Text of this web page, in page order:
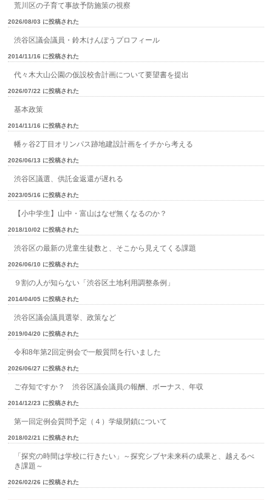
荒川区の子育て事故予防施策の視察
2026/08/03 に投稿された
渋谷区議会議員・鈴木けんぽうプロフィール
2014/11/16 に投稿された
代々木大山公園の仮設校舎計画について要望書を提出
2026/07/22 に投稿された
基本政策
2014/11/16 に投稿された
幡ヶ谷2丁目オリンパス跡地建設計画をイチから考える
2026/06/13 に投稿された
渋谷区議選、供託金返還が遅れる
2023/05/16 に投稿された
【小中学生】山中・富山はなぜ無くなるのか？
2018/10/02 に投稿された
渋谷区の最新の児童生徒数と、そこから見えてくる課題
2026/06/10 に投稿された
９割の人が知らない「渋谷区土地利用調整条例」
2014/04/05 に投稿された
渋谷区議会議員選挙、政策など
2019/04/20 に投稿された
令和8年第2回定例会で一般質問を行いました
2026/06/27 に投稿された
ご存知ですか？ 渋谷区議会議員の報酬、ボーナス、年収
2014/12/23 に投稿された
第一回定例会質問予定（４）学級閉鎖について
2018/02/21 に投稿された
「探究の時間は学校に行きたい」～探究シブヤ未来科の成果と、越えるべ
き課題～
2026/02/26 に投稿された